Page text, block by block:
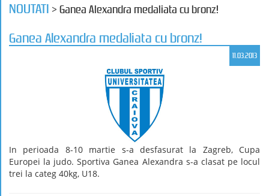
NOUTATI > Ganea Alexandra medaliata cu bronz!
Ganea Alexandra medaliata cu bronz!
11.03.2013
In perioada 8-10 martie s-a desfasurat la Zagreb, Cupa
Europei la judo. Sportiva Ganea Alexandra s-a clasat pe locul
trei la categ 40kg, U18.